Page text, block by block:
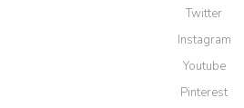
Twitter
Instagram
Youtube
Pinterest